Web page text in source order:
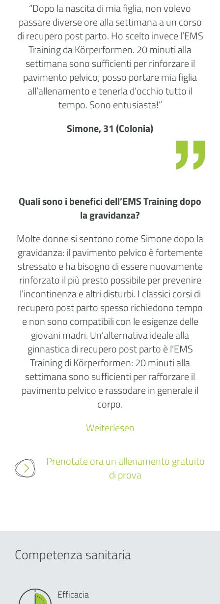
“Dopo la nascita di mia figlia, non volevo
passare diverse ore alla settimana a un corso
di recupero post parto. Ho scelto invece l’EMS
Training da Körperformen. 20 minuti alla
settimana sono sufficienti per rinforzare il
pavimento pelvico; posso portare mia figlia
all’allenamento e tenerla d’occhio tutto il
tempo. Sono entusiasta!”
Simone, 31 (Colonia)
Quali sono i benefici dell’EMS Training dopo
la gravidanza?
Molte donne si sentono come Simone dopo la
gravidanza: il pavimento pelvico è fortemente
stressato e ha bisogno di essere nuovamente
rinforzato il più presto possibile per prevenire
l’incontinenza e altri disturbi. I classici corsi di
recupero post parto spesso richiedono tempo
e non sono compatibili con le esigenze delle
giovani madri. Un’alternativa ideale alla
ginnastica di recupero post parto è l’EMS
Training di Körperformen: 20 minuti alla
settimana sono sufficienti per rafforzare il
pavimento pelvico e rassodare in generale il
corpo.
Weiterlesen
Prenotate ora un allenamento gratuito
di prova
Competenza sanitaria
Efficacia